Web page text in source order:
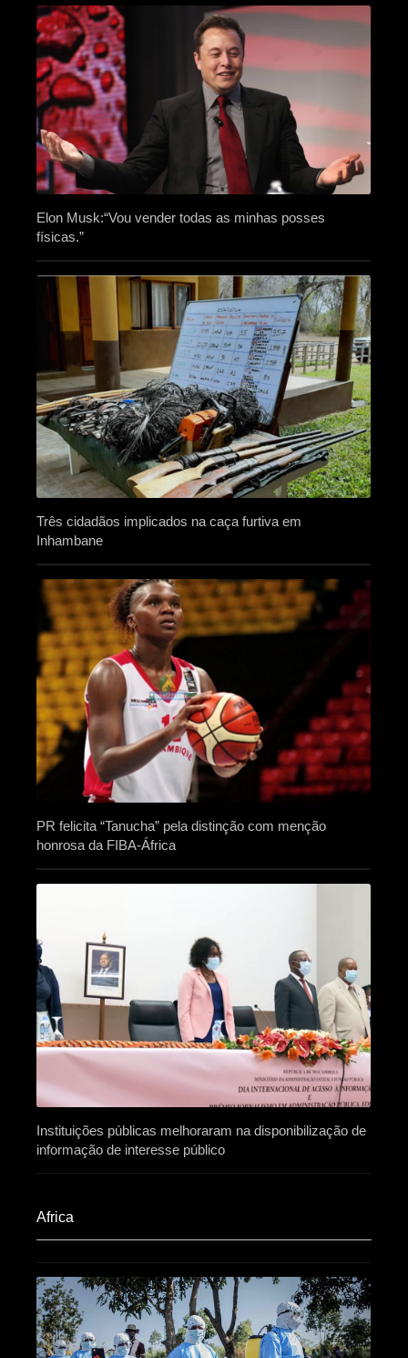
Elon Musk:“Vou vender todas as minhas posses
físicas.”
Três cidadãos implicados na caça furtiva em
Inhambane
PR felicita “Tanucha” pela distinção com menção
honrosa da FIBA-África
Instituições públicas melhoraram na disponibilização de
informação de interesse público
Africa​